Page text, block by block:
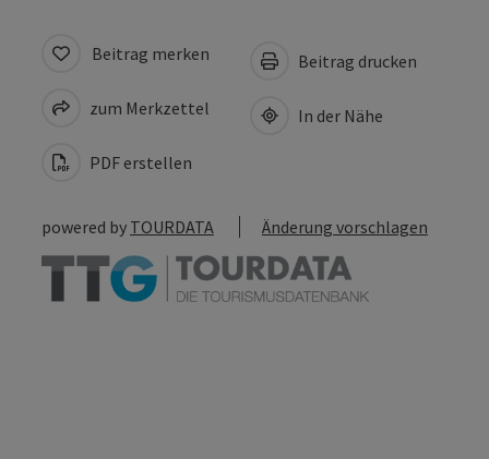
Beitrag merken
zum Merkzettel
PDF erstellen
Beitrag drucken
In der Nähe
powered by TOURDATA Änderung vorschlagen